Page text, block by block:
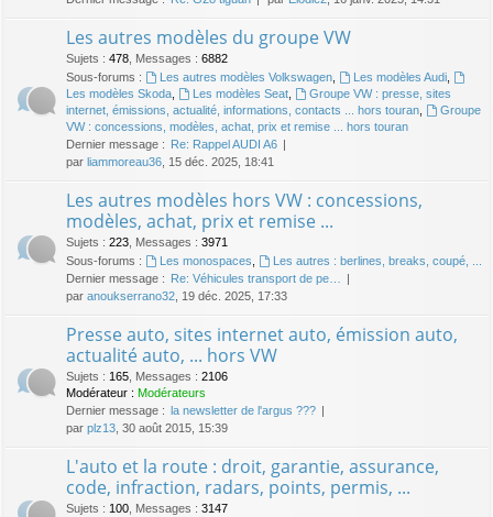
Les autres modèles du groupe VW
Sujets : 478 Messages : 6882
Sous-forums :
Les autres modèles Volkswagen, Les modèles Audi,
Les modèles Skoda
Les modèles Seat,
Groupe VW : presse, sites
internet, émissions, actualité, informations, contacts ... hors touran
Groupe
VW : concessions, modèles, achat, prix et remise ... hors touran
Dernier message :
Re: Rappel AUDI A6
par liammoreau36 , 15 déc. 2025, 18:41
Les autres modèles hors VW : concessions,
modèles, achat, prix et remise ...
Sujets : 223 Messages : 3971
Sous-forums :
Les monospaces
Les autres : berlines, breaks, coupé, ...
Dernier message :
Re: Véhicules transport de pe…
par anoukserrano32 , 19 déc. 2025, 17:33
Presse auto, sites internet auto, émission auto,
actualité auto, ... hors VW
Sujets : 165 Messages : 2106
Modérateur : Modérateurs
Dernier message :
la newsletter de l'argus ???
par plz13 , 30 août 2015, 15:39
L'auto et la route : droit, garantie, assurance,
code, infraction, radars, points, permis, ...
Sujets : 100 Messages : 3147